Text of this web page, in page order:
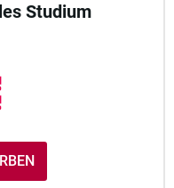
Studium